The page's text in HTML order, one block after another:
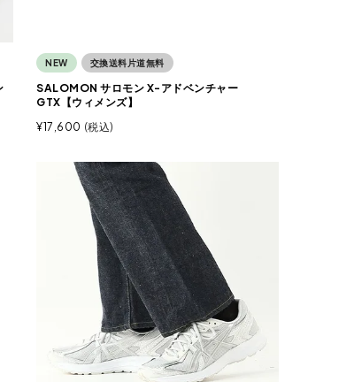
NEW 交換送料片道無料
SALOMON サロモン X-アドベンチャー
GTX【ウィメンズ】
¥17,600 税込